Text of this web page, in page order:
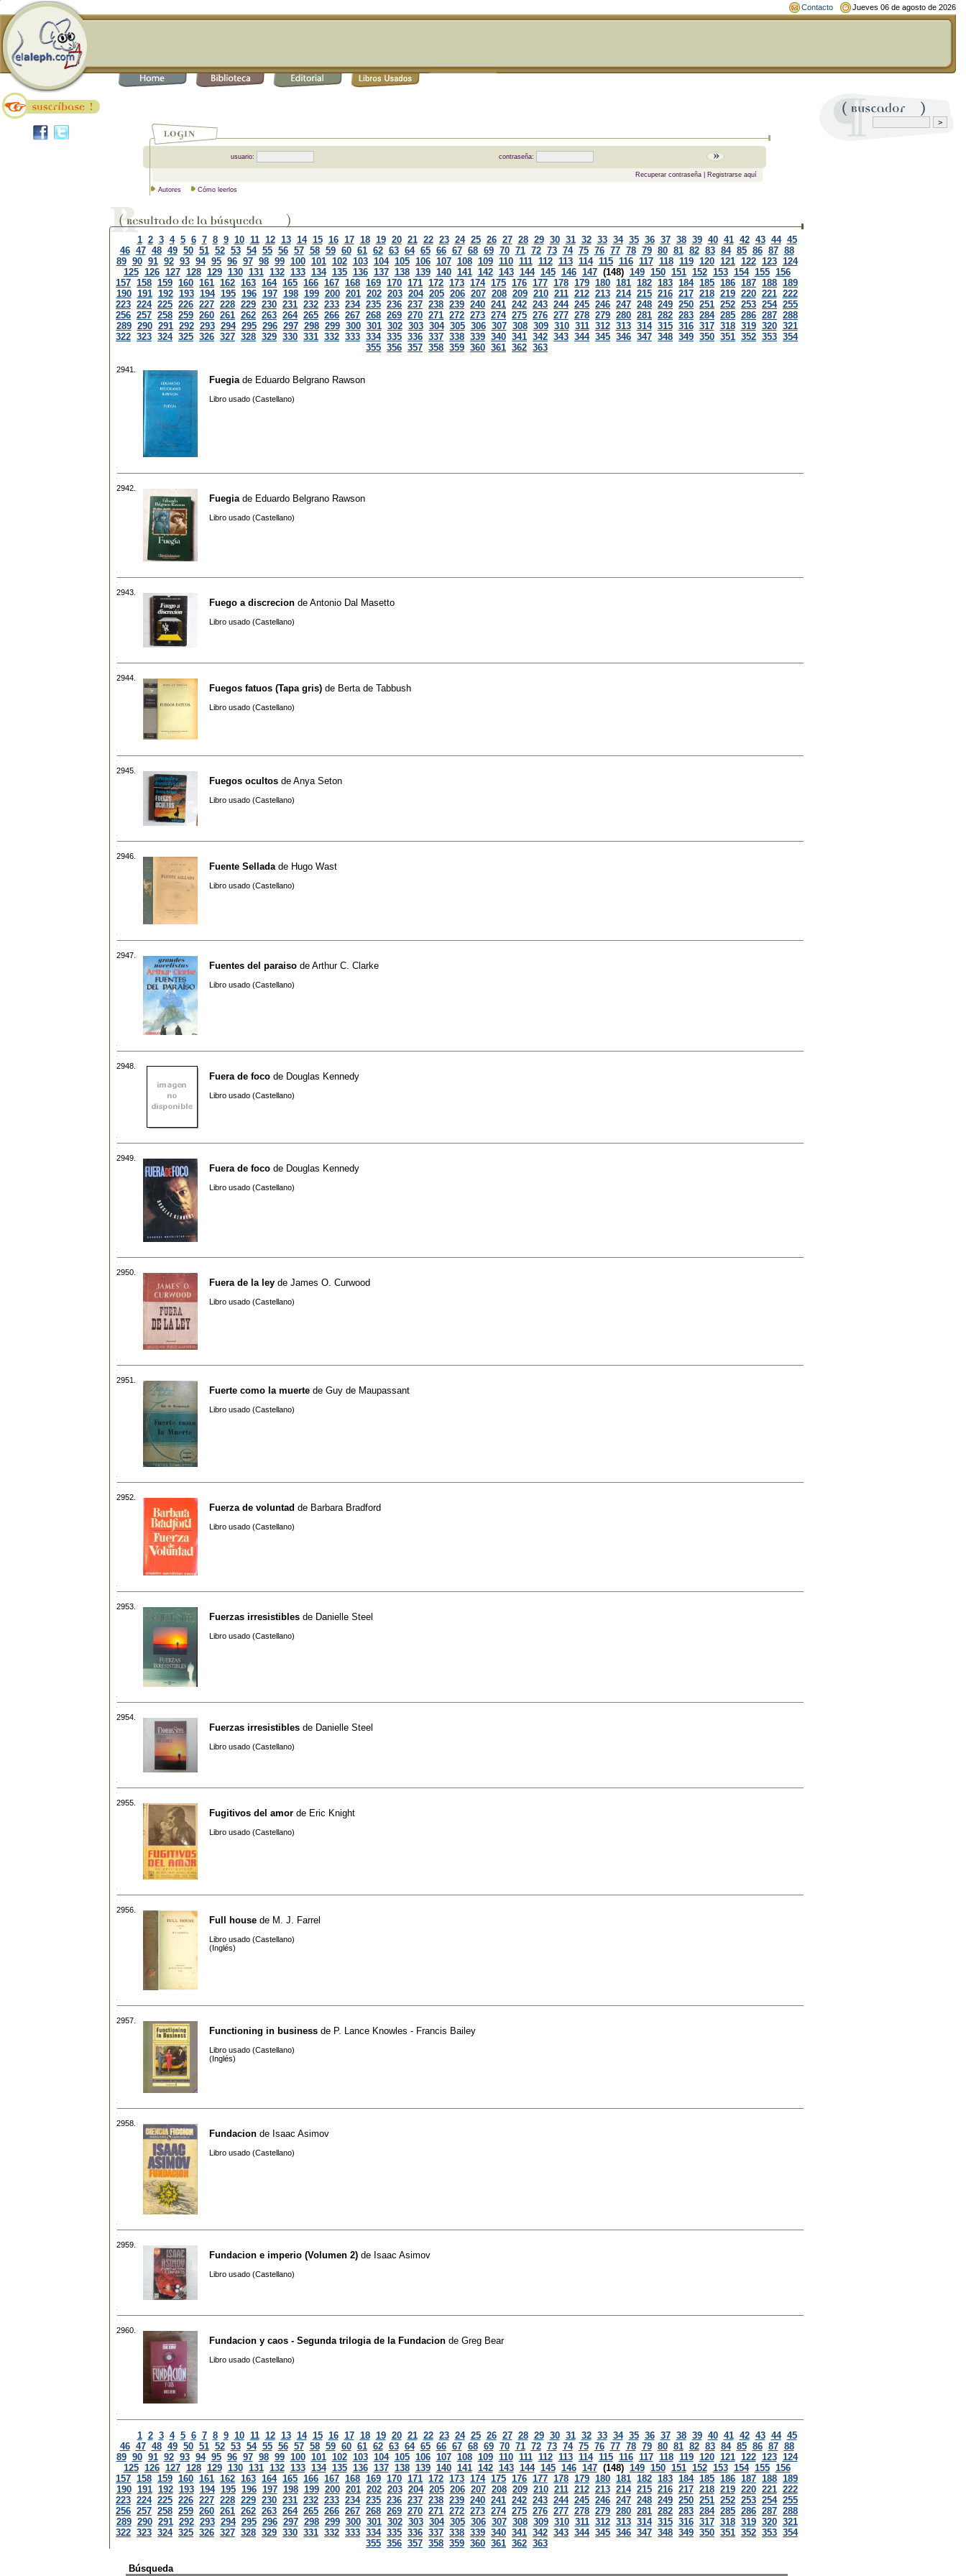
Contacto Jueves 06 de agosto de 2026
usuario: contraseña:
Recuperar contraseña| Registrarse aquí
Autores Cómo leerlos
1 2 3 4 5 6 7 8 9 10 11 12 13 14 15 16 17 18 19 20 21 22 23 24 25 26 27 28 29 30 31 32 33 34 35 36 37 38 39 40 41 42 43 44 45
46 47 48 49 50 51 52 53 54 55 56 57 58 59 60 61 62 63 64 65 66 67 68 69 70 71 72 73 74 75 76 77 78 79 80 81 82 83 84 85 86 87 88
89 90 91 92 93 94 95 96 97 98 99 100 101 102 103 104 105 106 107 108 109 110 111 112 113 114 115 116 117 118 119 120 121 122 123 124
125 126 127 128 129 130 131 132 133 134 135 136 137 138 139 140 141 142 143 144 145 146 147 (148) 149 150 151 152 153 154 155 156
157 158 159 160 161 162 163 164 165 166 167 168 169 170 171 172 173 174 175 176 177 178 179 180 181 182 183 184 185 186 187 188 189
190 191 192 193 194 195 196 197 198 199 200 201 202 203 204 205 206 207 208 209 210 211 212 213 214 215 216 217 218 219 220 221 222
223 224 225 226 227 228 229 230 231 232 233 234 235 236 237 238 239 240 241 242 243 244 245 246 247 248 249 250 251 252 253 254 255
256 257 258 259 260 261 262 263 264 265 266 267 268 269 270 271 272 273 274 275 276 277 278 279 280 281 282 283 284 285 286 287 288
289 290 291 292 293 294 295 296 297 298 299 300 301 302 303 304 305 306 307 308 309 310 311 312 313 314 315 316 317 318 319 320 321
322 323 324 325 326 327 328 329 330 331 332 333 334 335 336 337 338 339 340 341 342 343 344 345 346 347 348 349 350 351 352 353 354
355 356 357 358 359 360 361 362 363
2941.
Fuegia de Eduardo Belgrano Rawson
Libro usado (Castellano)
2942.
Fuegia de Eduardo Belgrano Rawson
Libro usado (Castellano)
2943.
Fuego a discrecion de Antonio Dal Masetto
Libro usado (Castellano)
2944.
Fuegos fatuos (Tapa gris) de Berta de Tabbush
Libro usado (Castellano)
2945.
Fuegos ocultos de Anya Seton
Libro usado (Castellano)
2946.
Fuente Sellada de Hugo Wast
Libro usado (Castellano)
2947.
Fuentes del paraiso de Arthur C. Clarke
Libro usado (Castellano)
2948.
Fuera de foco de Douglas Kennedy
Libro usado (Castellano)
2949.
Fuera de foco de Douglas Kennedy
Libro usado (Castellano)
2950.
Fuera de la ley de James O. Curwood
Libro usado (Castellano)
2951.
Fuerte como la muerte de Guy de Maupassant
Libro usado (Castellano)
2952.
Fuerza de voluntad de Barbara Bradford
Libro usado (Castellano)
2953.
Fuerzas irresistibles de Danielle Steel
Libro usado (Castellano)
2954.
Fuerzas irresistibles de Danielle Steel
Libro usado (Castellano)
2955.
Fugitivos del amor de Eric Knight
Libro usado (Castellano)
2956.
Full house de M. J. Farrel
Libro usado (Castellano)
(Inglés)
2957.
Functioning in business de P. Lance Knowles - Francis Bailey
Libro usado (Castellano)
(Inglés)
2958.
Fundacion de Isaac Asimov
Libro usado (Castellano)
2959.
Fundacion e imperio (Volumen 2) de Isaac Asimov
Libro usado (Castellano)
2960.
Fundacion y caos - Segunda trilogia de la Fundacion de Greg Bear
Libro usado (Castellano)
1 2 3 4 5 6 7 8 9 10 11 12 13 14 15 16 17 18 19 20 21 22 23 24 25 26 27 28 29 30 31 32 33 34 35 36 37 38 39 40 41 42 43 44 45
46 47 48 49 50 51 52 53 54 55 56 57 58 59 60 61 62 63 64 65 66 67 68 69 70 71 72 73 74 75 76 77 78 79 80 81 82 83 84 85 86 87 88
89 90 91 92 93 94 95 96 97 98 99 100 101 102 103 104 105 106 107 108 109 110 111 112 113 114 115 116 117 118 119 120 121 122 123 124
125 126 127 128 129 130 131 132 133 134 135 136 137 138 139 140 141 142 143 144 145 146 147 (148) 149 150 151 152 153 154 155 156
157 158 159 160 161 162 163 164 165 166 167 168 169 170 171 172 173 174 175 176 177 178 179 180 181 182 183 184 185 186 187 188 189
190 191 192 193 194 195 196 197 198 199 200 201 202 203 204 205 206 207 208 209 210 211 212 213 214 215 216 217 218 219 220 221 222
223 224 225 226 227 228 229 230 231 232 233 234 235 236 237 238 239 240 241 242 243 244 245 246 247 248 249 250 251 252 253 254 255
256 257 258 259 260 261 262 263 264 265 266 267 268 269 270 271 272 273 274 275 276 277 278 279 280 281 282 283 284 285 286 287 288
289 290 291 292 293 294 295 296 297 298 299 300 301 302 303 304 305 306 307 308 309 310 311 312 313 314 315 316 317 318 319 320 321
322 323 324 325 326 327 328 329 330 331 332 333 334 335 336 337 338 339 340 341 342 343 344 345 346 347 348 349 350 351 352 353 354
355 356 357 358 359 360 361 362 363
Búsqueda